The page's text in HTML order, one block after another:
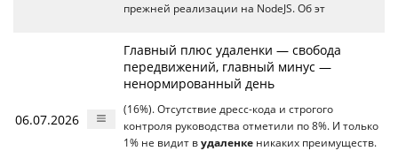
прежней реализации на NodeJS. Об эт
06.07.2026
Главный плюс удаленки — свобода
передвижений, главный минус —
ненормированный день
(16%). Отсутствие дресс-кода и строгого
контроля руководства отметили по 8%. И только
1% не видит в удаленке никаких преимуществ.